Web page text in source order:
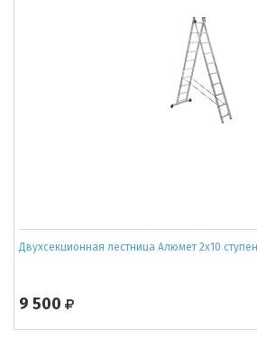
Двухсекционная лестница Алюмет 2x10
9 500